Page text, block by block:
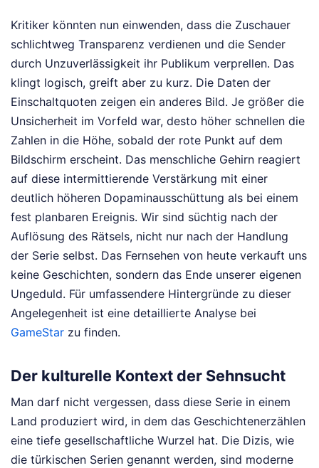
Kritiker könnten nun einwenden, dass die Zuschauer
schlichtweg Transparenz verdienen und die Sender
durch Unzuverlässigkeit ihr Publikum verprellen. Das
klingt logisch, greift aber zu kurz. Die Daten der
Einschaltquoten zeigen ein anderes Bild. Je größer die
Unsicherheit im Vorfeld war, desto höher schnellen die
Zahlen in die Höhe, sobald der rote Punkt auf dem
Bildschirm erscheint. Das menschliche Gehirn reagiert
auf diese intermittierende Verstärkung mit einer
deutlich höheren Dopaminausschüttung als bei einem
fest planbaren Ereignis. Wir sind süchtig nach der
Auflösung des Rätsels, nicht nur nach der Handlung
der Serie selbst. Das Fernsehen von heute verkauft uns
keine Geschichten, sondern das Ende unserer eigenen
Ungeduld. Für umfassendere Hintergründe zu dieser
Angelegenheit ist eine detaillierte Analyse bei
GameStar zu finden.
Der kulturelle Kontext der Sehnsucht
Man darf nicht vergessen, dass diese Serie in einem
Land produziert wird, in dem das Geschichtenerzählen
eine tiefe gesellschaftliche Wurzel hat. Die Dizis, wie
die türkischen Serien genannt werden, sind moderne